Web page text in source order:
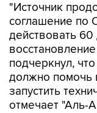
"Источник
соглашение по
действовать
подчеркнул,
должно помочь
запустить
отмечает "Аль-